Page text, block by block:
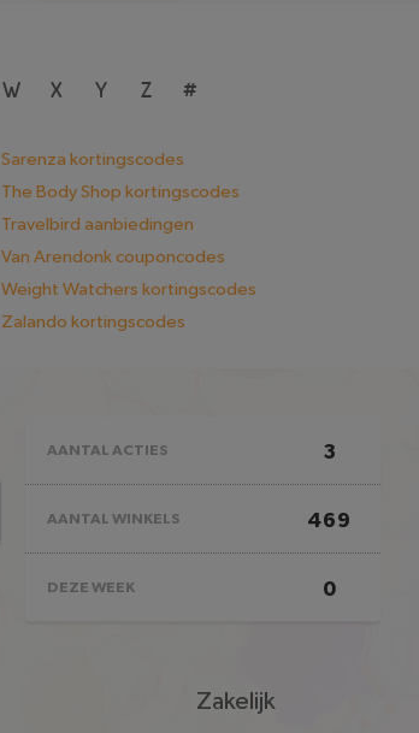
W X Y Z #
Sarenza kortingscodes
The Body Shop kortingscodes
Travelbird aanbiedingen
Van Arendonk couponcodes
Weight Watchers kortingscodes
Zalando kortingscodes
AANTAL ACTIES 3
AANTAL WINKELS 469
DEZE WEEK 0
Zakelijk